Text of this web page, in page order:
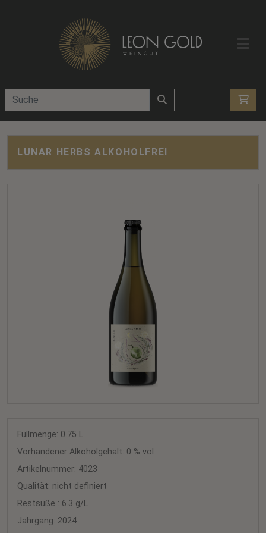
LUNAR HERBS ALKOHOLFREI
Füllmenge: 0.75 L
Vorhandener Alkoholgehalt: 0 % vol
Artikelnummer: 4023
Qualität: nicht definiert
Restsüße : 6.3 g/L
Jahrgang: 2024